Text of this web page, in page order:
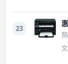
23